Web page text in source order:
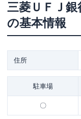
三菱ＵＦＪ
の基本情報
住所
駐車場
〇